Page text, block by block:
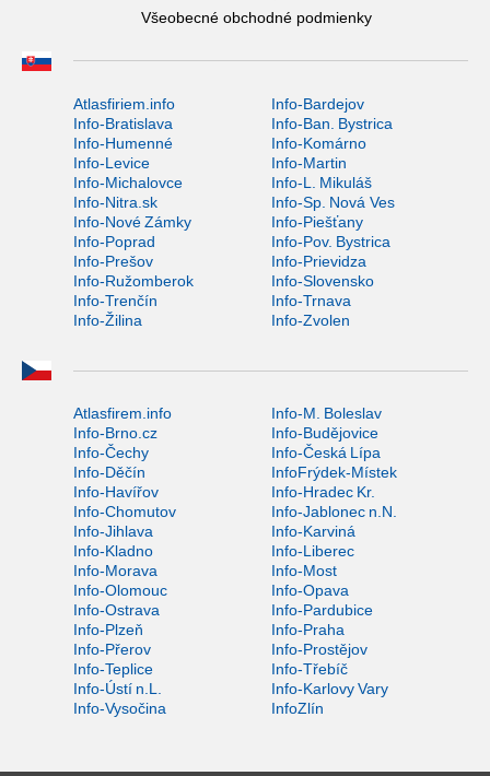
Všeobecné obchodné podmienky
Atlasfiriem.info
Info-Bardejov
Info-Bratislava
Info-Ban. Bystrica
Info-Humenné
Info-Komárno
Info-Levice
Info-Martin
Info-Michalovce
Info-L. Mikuláš
Info-Nitra.sk
Info-Sp. Nová Ves
Info-Nové Zámky
Info-Piešťany
Info-Poprad
Info-Pov. Bystrica
Info-Prešov
Info-Prievidza
Info-Ružomberok
Info-Slovensko
Info-Trenčín
Info-Trnava
Info-Žilina
Info-Zvolen
Atlasfirem.info
Info-M. Boleslav
Info-Brno.cz
Info-Budějovice
Info-Čechy
Info-Česká Lípa
Info-Děčín
InfoFrýdek-Místek
Info-Havířov
Info-Hradec Kr.
Info-Chomutov
Info-Jablonec n.N.
Info-Jihlava
Info-Karviná
Info-Kladno
Info-Liberec
Info-Morava
Info-Most
Info-Olomouc
Info-Opava
Info-Ostrava
Info-Pardubice
Info-Plzeň
Info-Praha
Info-Přerov
Info-Prostějov
Info-Teplice
Info-Třebíč
Info-Ústí n.L.
Info-Karlovy Vary
Info-Vysočina
InfoZlín